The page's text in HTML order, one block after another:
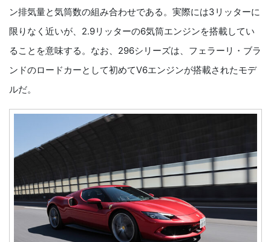
ン排気量と気筒数の組み合わせである。実際には3リッターに
限りなく近いが、2.9リッターの6気筒エンジンを搭載してい
ることを意味する。なお、296シリーズは、フェラーリ・ブラ
ンドのロードカーとして初めてV6エンジンが搭載されたモデ
ルだ。